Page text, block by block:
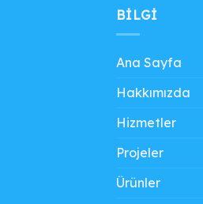
BILGI
Ana Sayfa
Hakkımızda
Hizmetler
Projeler
Ürünler